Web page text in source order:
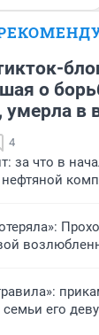
о
в
4
за что в
нефтяной
семьи его